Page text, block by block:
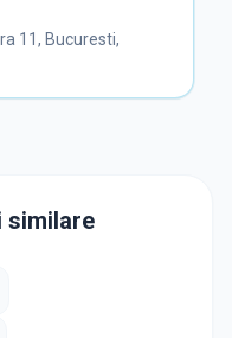
11, Bucuresti,
similare